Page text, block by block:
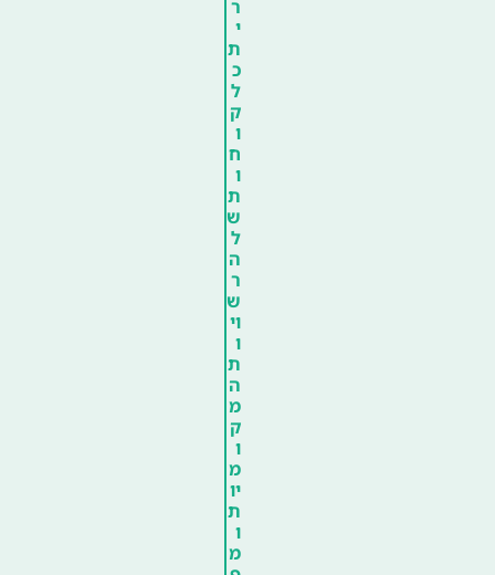
ר
י
ת
כ
ל
ק
ו
ח
ו
ת
ש
ל
ה
ר
ש
וי
ו
ת
ה
מ
ק
ו
מ
יו
ת
ו
מ